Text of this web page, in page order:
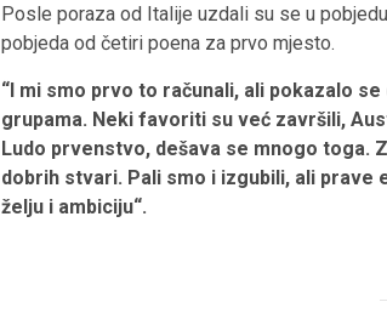
Posle poraza od Italije uzdali su se u
pobjeda od četiri poena za prvo mjesto.
“I mi smo prvo to računali, ali pokazalo
grupama. Neki favoriti su već završili,
Ludo prvenstvo, dešava se mnogo toga.
dobrih stvari. Pali smo i izgubili, ali prave
želju i ambiciju“.